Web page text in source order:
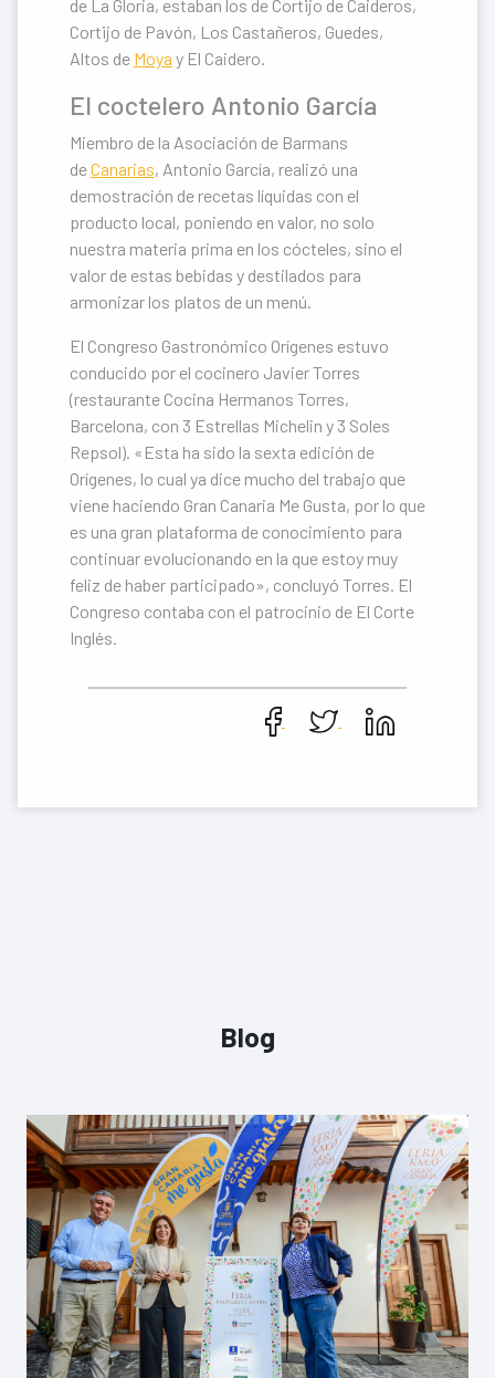
de La Gloria, estaban los de Cortijo de Caideros,
Cortijo de Pavón, Los Castañeros, Guedes,
Altos de Moya y El Caidero.
El coctelero Antonio García
Miembro de la Asociación de Barmans
deCanarias, Antonio García, realizó una
demostración de recetas líquidas con el
producto local, poniendo en valor, no solo
nuestra materia prima en los cócteles, sino el
valor de estas bebidas y destilados para
armonizar los platos de un menú.
El Congreso Gastronómico Orígenes estuvo
conducido por el cocinero Javier Torres
(restaurante Cocina Hermanos Torres,
Barcelona, con 3 Estrellas Michelin y 3 Soles
Repsol). «Esta ha sido la sexta edición de
Orígenes, lo cual ya dice mucho del trabajo que
viene haciendo Gran Canaria Me Gusta, por lo que
es una gran plataforma de conocimiento para
continuar evolucionando en la que estoy muy
feliz de haber participado», concluyó Torres. El
Congreso contaba con el patrocinio de El Corte
Inglés.
Blog